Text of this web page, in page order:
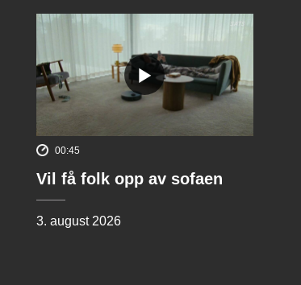
00:45
Vil få folk opp av sofaen
3. august 2026